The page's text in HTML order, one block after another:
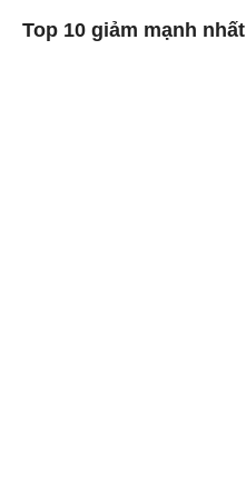
Top 10 giảm mạnh nhất